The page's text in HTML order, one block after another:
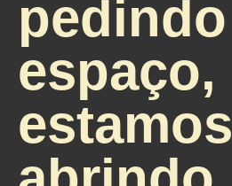
pedindo
espaço,
estamos